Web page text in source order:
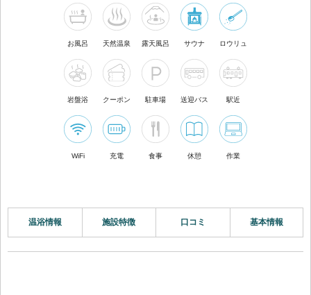
お風呂 天然温泉 露天風呂 サウナ ロウリュ
岩盤浴 クーポン 駐車場 送迎バス 駅近
WiFi 充電 食事 休憩 作業
温浴情報 施設特徴 口コミ 基本情報